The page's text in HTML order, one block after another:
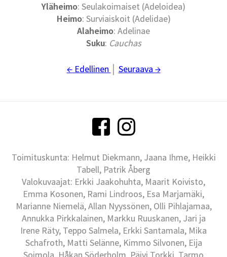
Yläheimo: Seulakoimaiset (Adeloidea)
Heimo: Surviaiskoit (Adelidae)
Alaheimo: Adelinae
Suku: Cauchas
← Edellinen Seuraava →
Toimituskunta: Helmut Diekmann, Jaana Ihme, Heikki
Tabell, Patrik Åberg
Valokuvaajat: Erkki Jaakohuhta, Maarit Koivisto,
Emma Kosonen, Rami Lindroos, Esa Marjamäki,
Marianne Niemelä, Allan Nyyssönen, Olli Pihlajamaa,
Annukka Pirkkalainen, Markku Ruuskanen, Jari ja
Irene Räty, Teppo Salmela, Erkki Santamala, Mika
Schafroth, Matti Selänne, Kimmo Silvonen, Eija